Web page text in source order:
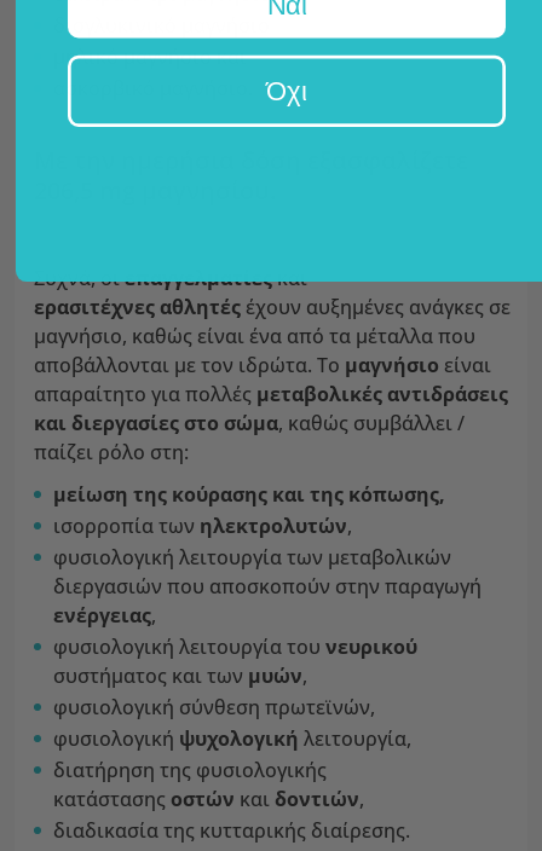
δισγλυκινικό μαγνήσιο
μηλικό μαγνήσιο και
Συχνά, οιεπαγγελματίεςκαι
ερασιτέχνες αθλητές έχουν αυξημένες ανάγκες σε
μαγνήσιο, καθώς είναι ένα από τα μέταλλα που
αποβάλλονται με τον ιδρώτα. Το μαγνήσιο είναι
απαραίτητο για πολλές μεταβολικές αντιδράσεις
και διεργασίες στο σώμα, καθώς συμβάλλει /
παίζει ρόλο στη:
μείωση της κούρασης και της κόπωσης,
ισορροπία των ηλεκτρολυτών,
φυσιολογική λειτουργία των μεταβολικών
διεργασιών που αποσκοπούν στην παραγωγή
ενέργειας,
φυσιολογική λειτουργία του νευρικού
συστήματος και των μυών,
φυσιολογική σύνθεση πρωτεϊνών,
φυσιολογική ψυχολογική λειτουργία,
διατήρηση της φυσιολογικής
κατάστασης οστών και δοντιών,
διαδικασία της κυτταρικής διαίρεσης.
Όχι